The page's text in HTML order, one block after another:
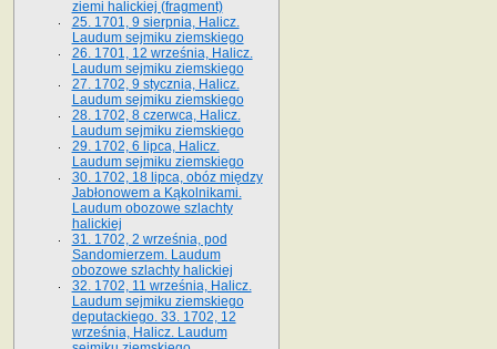
ziemi halickiej (fragment)
25. 1701, 9 sierpnia, Halicz.
Laudum sejmiku ziemskiego
26. 1701, 12 września, Halicz.
Laudum sejmiku ziemskiego
27. 1702, 9 stycznia, Halicz.
Laudum sejmiku ziemskiego
28. 1702, 8 czerwca, Halicz.
Laudum sejmiku ziemskiego
29. 1702, 6 lipca, Halicz.
Laudum sejmiku ziemskiego
30. 1702, 18 lipca, obóz między
Jabłonowem a Kąkolnikami.
Laudum obozowe szlachty
halickiej
31. 1702, 2 września, pod
Sandomierzem. Laudum
obozowe szlachty halickiej
32. 1702, 11 września, Halicz.
Laudum sejmiku ziemskiego
deputackiego. 33. 1702, 12
września, Halicz. Laudum